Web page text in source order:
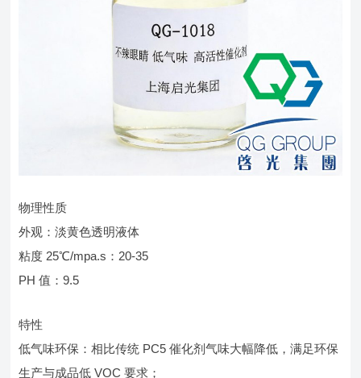
物理性质
外观：淡黄色透明液体
粘度 25℃/mpa.s：20-35
PH 值：9.5
特性
低气味环保：相比传统 PC5 催化剂气味大幅降低，满足环保
生产与成品低 VOC 要求；